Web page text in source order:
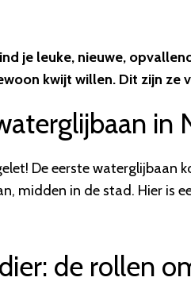
je leuke, nieuwe,
kwijt willen. Dit zijn ze
in
De eerste waterglijbaan
midden in de stad. Hier is
de rollen